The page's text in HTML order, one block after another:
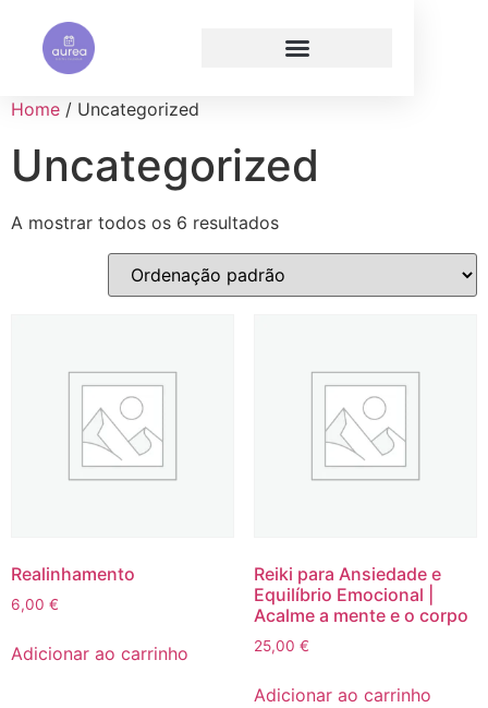
Home / Uncategorized
Uncategorized
A mostrar todos os 6 resultados
Realinhamento
6,00 €
Adicionar ao carrinho
Reiki para Ansiedade e
Equilíbrio Emocional |
Acalme a mente e o corpo
25,00 €
Adicionar ao carrinho